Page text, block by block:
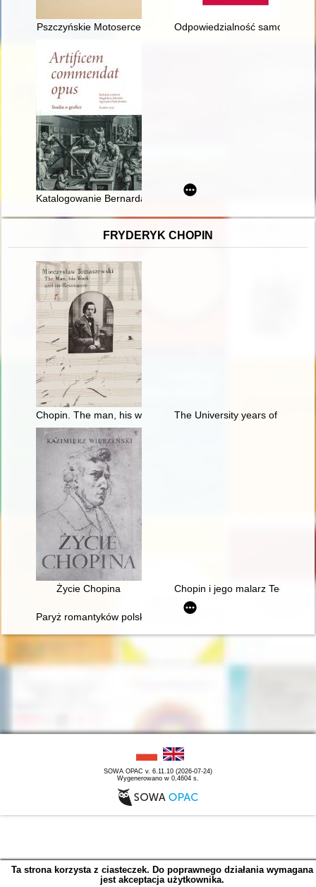
Pszczyńskie Motoserce Odpowiedzialność samorządu
Katalogowanie Bernarda Picarta : "Cérémonies et coutumes
FRYDERYK CHOPIN
Chopin. The man, his work and its resonance
The University years of
Życie Chopina Chopin i jego malarz Teofil
Paryż romantyków polskich: Mickiewicz, Słowacki, Chopin,
SOWA OPAC v. 6.11.10 (2026-07-24)
Wygenerowano w 0,4604 s.
Ta strona korzysta z ciasteczek. Do poprawnego działania wymagana
jest akceptacja użytkownika.